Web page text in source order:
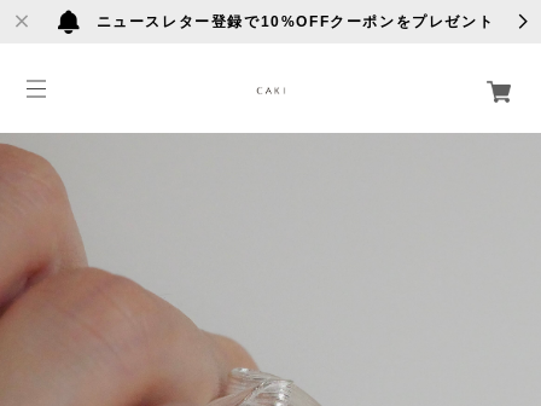
ニュースレター登録で10%OFFクーポンをプレゼント